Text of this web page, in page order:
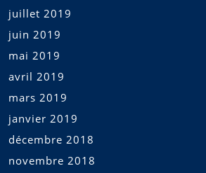
juillet 2019
juin 2019
mai 2019
avril 2019
mars 2019
janvier 2019
décembre 2018
novembre 2018